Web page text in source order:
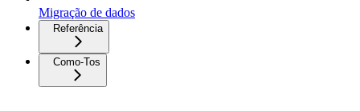
Migração de dados
Referência
Como-Tos